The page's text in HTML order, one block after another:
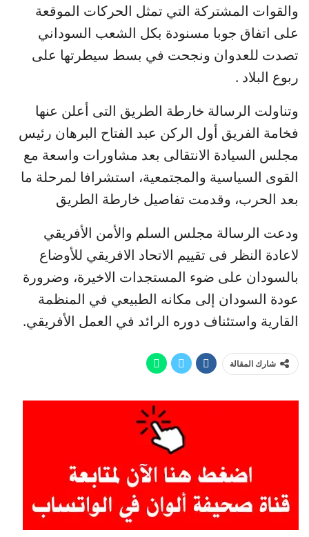
والقوات المشتركة التي تمثل الحركات الموقعة
على اتفاق جوبا مسنودة بكل الشعب السوداني
تصدت للعدوان ونجحت في بسط سيطرتها على
ربوع البلاد .
وتناولت الرسالة خارطة الطريق التى أعلن عنها
فخامة الفريق أول الركن عبد الفتاح البرهان رئيس
مجلس السيادة الانتقالى بعد مشاورات واسعة مع
القوى السياسية والمجتمعية، استشرافا لمرحلة ما
بعد الحرب، وقدمت تفاصيل خارطة الطريق
ودعت الرسالة مجلس السلم والأمن الأفريقي
لاعادة النظر فى تقييم الاتحاد الافريقي للأوضاع
بالسودان على ضوء المستجدات الاخيرة، وضرورة
عودة السودان إلى مكانه الطبيعي في المنظمة
القارية واستئناف دوره الرائد في العمل الأفريقي.
شارك المقالة